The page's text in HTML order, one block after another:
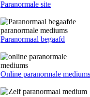
Paranormale site
Paranormaal begaafd
Online paranormale mediums